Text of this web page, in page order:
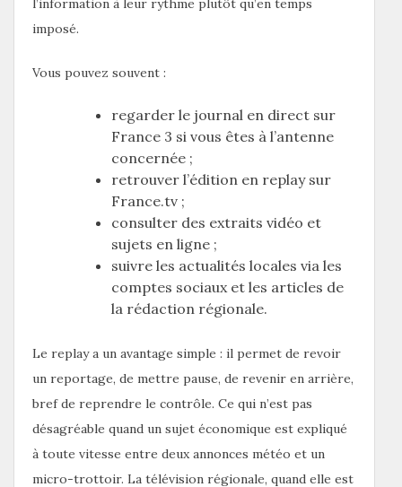
imposé.
Vous pouvez souvent :
regarder le journal en direct sur
France 3 si vous êtes à l’antenne
concernée ;
retrouver l’édition en replay sur
France.tv ;
consulter des extraits vidéo et
sujets en ligne ;
suivre les actualités locales via les
comptes sociaux et les articles de
la rédaction régionale.
Le replay a un avantage simple : il permet de revoir
un reportage, de mettre pause, de revenir en arrière,
bref de reprendre le contrôle. Ce qui n’est pas
désagréable quand un sujet économique est expliqué
à toute vitesse entre deux annonces météo et un
micro-trottoir. La télévision régionale, quand elle est